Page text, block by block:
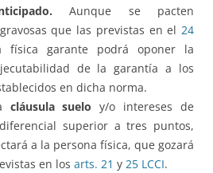
Aunque se pacten
que las previstas en el 24
física garante podrá oponer la
de la garantía a los
en dicha norma.
cláusula suelo y/o intereses de
superior a tres puntos,
a la persona física, que gozará
en los arts. 21 y 25 LCCI.